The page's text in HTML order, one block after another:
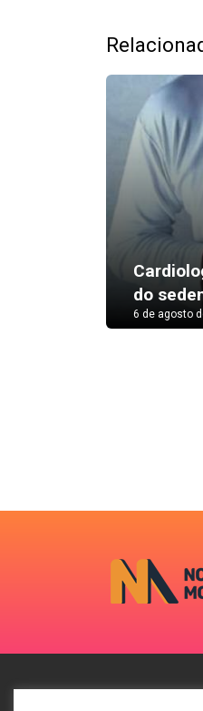
Chega de
6 de agosto de 2026